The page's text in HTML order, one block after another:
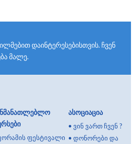
დაინტერესებისთვის. ჩვენ
მალე.
ფესტივალი
ასოციაცია
• ვინ ვართ ჩვენ ?
•დონორები და